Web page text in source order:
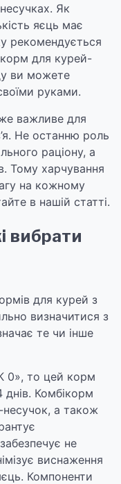
Як
яєць має
рекомендується
для курей-
ви можете
руками.
важливе для
Не останню роль
раціону, а
Тому харчування
на кожному
в нашій статті.
вибрати
для курей з
визначитися з
те чи інше
0», то цей корм
днів. Комбікорм
а також
не
виснаження
Компоненти